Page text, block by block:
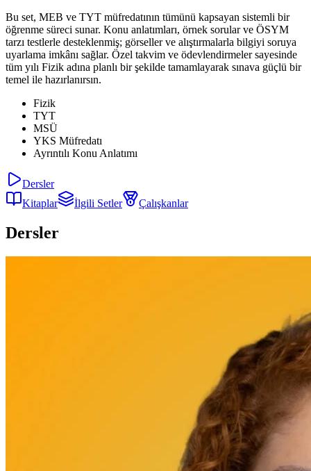
Bu set, MEB ve TYT müfredatının tümünü kapsayan sistemli bir
öğrenme süreci sunar. Konu anlatımları, örnek sorular ve ÖSYM
tarzı testlerle desteklenmiş; görseller ve alıştırmalarla bilgiyi soruya
uyarlama imkânı sağlar. Özel takvim ve ödevlendirmeler sayesinde
tüm yılı Fizik adına planlı bir şekilde tamamlayarak sınava güçlü bir
temel ile hazırlanırsın.
Fizik
TYT
MSÜ
YKS Müfredatı
Ayrıntılı Konu Anlatımı
Dersler
Kitaplar
İlgili Setler Çalışkanlar
Dersler